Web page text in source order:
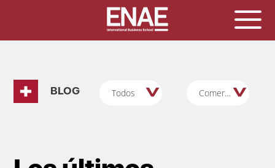
BLOG Todos Comercial/Marketing/Ventas